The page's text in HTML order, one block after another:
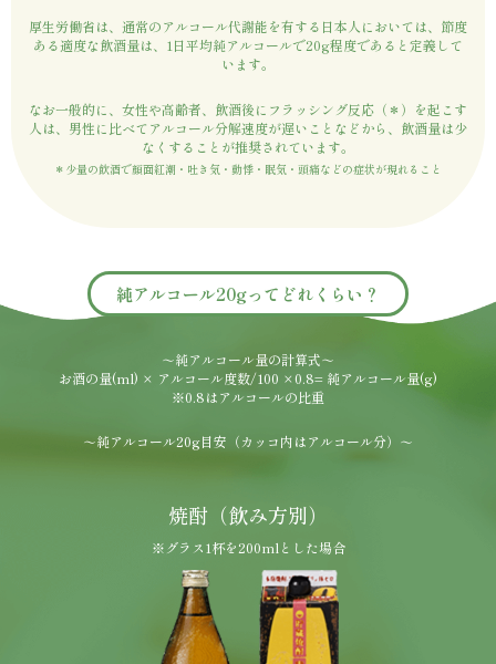
厚生労働省は、通常のアルコール代謝能を有する日本人に おいては、節度
ある適度な飲酒量は、1日平均純アルコールで20g程度であると定義して
います。
なお一般的に、女性や高齢者、飲酒後にフラッシング反応（＊） を起こす
人は、男性に比べてアルコール分解速度が遅いこと などから、飲酒量は少
なくすることが推奨されています。
＊少量の飲酒で顔面紅潮・吐き気・動悸・眠気・頭痛などの症状が現れること
純アルコール20gってどれくらい？
～純アルコール量の計算式～
お酒の量(ml) × アルコール度数/100 ×0.8= 純アルコール量(g)
※0.8はアルコールの比重
～純アルコール20g目安（カッコ内はアルコール分）～
焼酎（飲み方別）
※グラス1杯を200mlとした場合